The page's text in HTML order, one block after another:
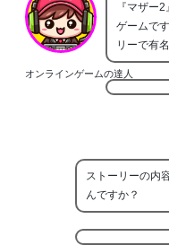
オンラインゲームの達人
『マザー
ゲームで
リーで有名
ストーリーの内
んですか？